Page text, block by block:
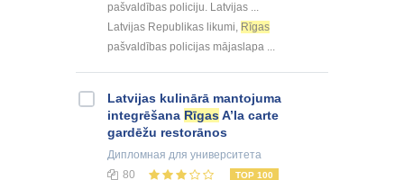
pašvaldības policiju. Latvijas ...
Latvijas Republikas likumi, Rīgas
pašvaldības policijas mājaslapa ...
Latvijas kulinārā mantojuma
integrēšana RīgasA’la carte
gardēžu restorānos
Дипломная для университета
80
TOP 100